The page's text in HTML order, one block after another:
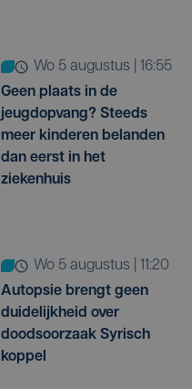
wo 5 augustus | 16:55
Geen plaats in de
jeugdopvang? Steeds
meer kinderen belanden
dan eerst in het
ziekenhuis
wo 5 augustus | 11:20
Autopsie brengt geen
duidelijkheid over
doodsoorzaak Syrisch
koppel